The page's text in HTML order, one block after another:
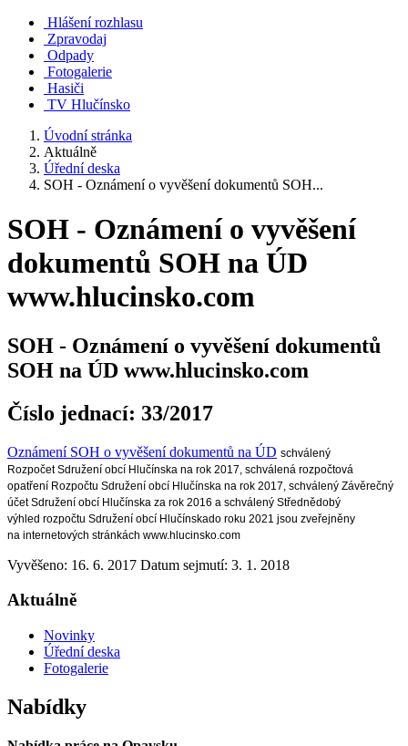
Hlášení rozhlasu
Zpravodaj
Odpady
Fotogalerie
Hasiči
TV Hlučínsko
Úvodní stránka
Aktuálně
Úřední deska
SOH - Oznámení o vyvěšení dokumentů SOH...
SOH - Oznámení o vyvěšení
dokumentů SOH na ÚD
www.hlucinsko.com
SOH - Oznámení o vyvěšení dokumentů
SOH na ÚD www.hlucinsko.com
Číslo jednací: 33/2017
Oznámení SOH o vyvěšení dokumentů na ÚD schválený
RozpočetSdružení obcí Hlučínska na rok 2017 schválená rozpočtová
opatření Rozpočtu Sdružení obcí Hlučínska na rok 2017 , schválený Závěrečný
účetSdružení obcí Hlučínska za rok 201 6 a schválený Střednědobý
výhled rozpočtu Sdružení obcí Hlučínskado roku 2021 jsou zveřejněny
na internetových stránkách www.hlucinsko.com
Vyvěšeno: 16. 6. 2017 Datum sejmutí: 3. 1. 2018
Aktuálně
Novinky
Úřední deska
Fotogalerie
Nabídky